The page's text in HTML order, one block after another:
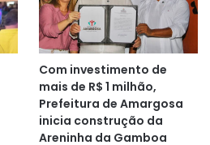
Com investimento de
mais de R$ 1 milhão,
Prefeitura de Amargosa
inicia construção da
Areninha da Gamboa